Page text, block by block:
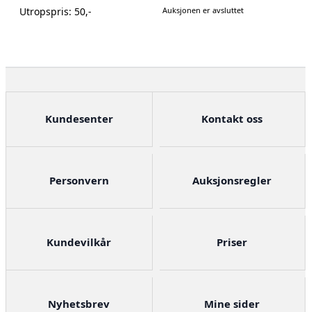
Utropspris: 50,-
Auksjonen er avsluttet
Kundesenter Kontakt oss
Personvern Auksjonsregler
Kundevilkår Priser
Nyhetsbrev Mine sider